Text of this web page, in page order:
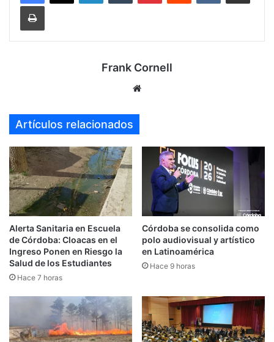
Imprimir
Frank Cornell
Artículos relacionados
Alerta Sanitaria en Escuela
de Córdoba: Cloacas en el
Ingreso Ponen en Riesgo la
Salud de los Estudiantes
Hace 7 horas
Córdoba se consolida como
polo audiovisual y artístico
en Latinoamérica
Hace 9 horas